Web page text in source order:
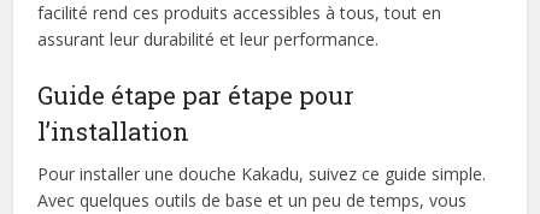
facilité rend ces produits accessibles à tous, tout en
assurant leur durabilité et leur performance.
Guide étape par étape pour
l’installation
Pour installer une douche Kakadu, suivez ce guide simple.
Avec quelques outils de base et un peu de temps, vous